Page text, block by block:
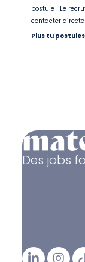
postule ! Le
contacter
Plus tu
Des jobs